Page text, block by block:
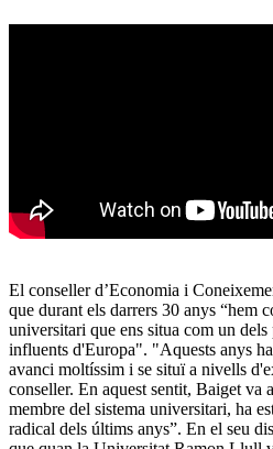
El conseller d’Economia i
que durant els darrers 30 anys “hem
universitari que ens situa com un
influents d'Europa". "Aquests anys
avanci moltíssim i se situï a nivells
conseller. En aquest sentit, Baiget va
membre del sistema universitari, ha
radical dels últims anys”. En el seu